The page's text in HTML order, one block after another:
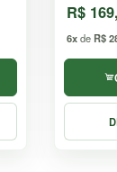
R$
6xde R$